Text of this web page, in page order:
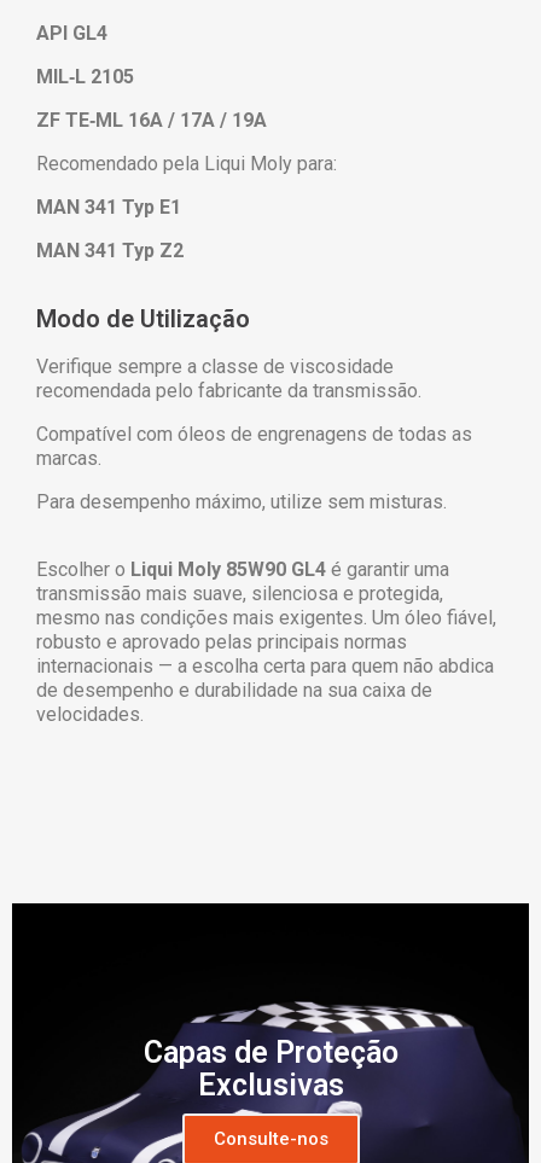
API GL4
MIL‑L 2105
ZF TE‑ML 16A / 17A / 19A
Recomendado pela Liqui Moly para:
MAN 341 Typ E1
MAN 341 Typ Z2
Modo de Utilização
Verifique sempre a classe de viscosidade
recomendada pelo fabricante da transmissão.
Compatível com óleos de engrenagens de todas as
marcas.
Para desempenho máximo, utilize sem misturas.
Escolher o Liqui Moly 85W90 GL4 é garantir uma
transmissão mais suave, silenciosa e protegida,
mesmo nas condições mais exigentes. Um óleo fiável,
robusto e aprovado pelas principais normas
internacionais — a escolha certa para quem não abdica
de desempenho e durabilidade na sua caixa de
velocidades.
Capas de Proteção
Exclusivas
Consulte-nos